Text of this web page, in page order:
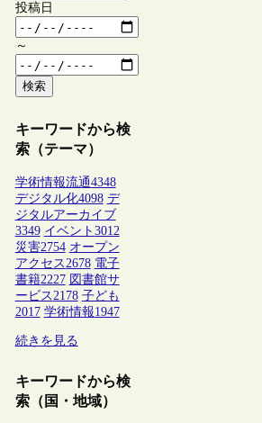
投稿日
～
検索
キーワードから検
索（テーマ）
学術情報流通4348
デジタル化4098 デ
ジタルアーカイブ
3349 イベント 3012
災害2754 オープン
アクセス 2678 電子
書籍2227 図書館サ
ービス 2178 子ども
2017 学術情報1947
続きを見る
キーワードから検
索（国・地域）